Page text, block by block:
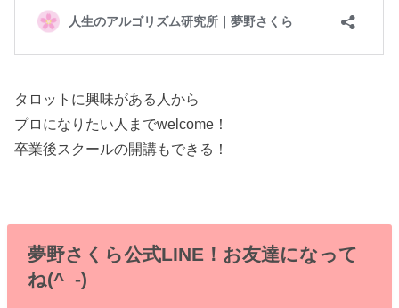
タロットに興味がある人から
プロになりたい人までwelcome！
卒業後スクールの開講もできる！
夢野さくら公式LINE！お友達になって
ね(^_-)